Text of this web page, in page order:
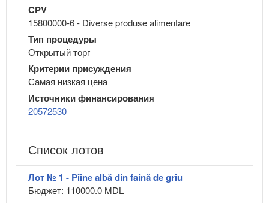
CPV
15800000-6 - Diverse produse alimentare
Тип процедуры
Открытый торг
Критерии присуждения
Самая низкая цена
Источники финансирования
20572530
Список лотов
Лот № 1 - Pîine albă din faină de grîu
Бюджет: 110000.0 MDL